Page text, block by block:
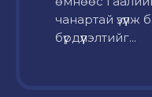
чанартай
бүрдүүлэлтийг...